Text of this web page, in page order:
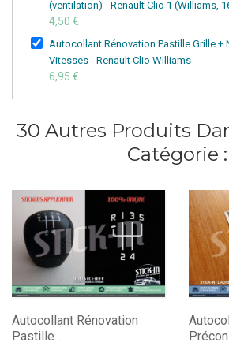
(ventilation) - Renault Clio 1 (Williams,
4,50 €
Autocollant Rénovation Pastille Grille +
Vitesses - Renault Clio Williams
6,95 €
30 Autres Produits
Catégorie :
Autocollant Rénovation
Pastille...